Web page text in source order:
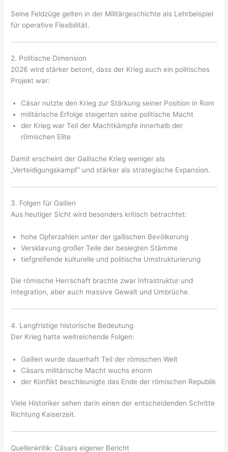
Seine Feldzüge gelten in der Militärgeschichte als Lehrbeispiel
für operative Flexibilität.
2. Politische Dimension
2026 wird stärker betont, dass der Krieg auch ein politisches
Projekt war:
Cäsar nutzte den Krieg zur Stärkung seiner Position in Rom
militärische Erfolge steigerten seine politische Macht
der Krieg war Teil der Machtkämpfe innerhalb der
römischen Elite
Damit erscheint der Gallische Krieg weniger als
„Verteidigungskampf“ und stärker als strategische Expansion.
3. Folgen für Gallien
Aus heutiger Sicht wird besonders kritisch betrachtet:
hohe Opferzahlen unter der gallischen Bevölkerung
Versklavung großer Teile der besiegten Stämme
tiefgreifende kulturelle und politische Umstrukturierung
Die römische Herrschaft brachte zwar Infrastruktur und
Integration, aber auch massive Gewalt und Umbrüche.
4. Langfristige historische Bedeutung
Der Krieg hatte weitreichende Folgen:
Gallien wurde dauerhaft Teil der römischen Welt
Cäsars militärische Macht wuchs enorm
der Konflikt beschleunigte das Ende der römischen Republik
Viele Historiker sehen darin einen der entscheidenden Schritte
Richtung Kaiserzeit.
Quellenkritik: Cäsars eigener Bericht